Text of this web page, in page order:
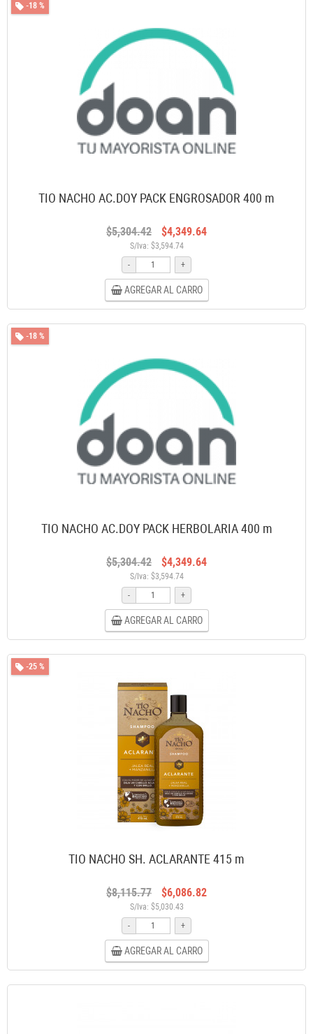
-18 %
TIO NACHO AC.DOY PACK ENGROSADOR 400 m
$5,304.42 $4,349.64
S/Iva: $3,594.74
-
+
AGREGAR AL CARRO
-18 %
TIO NACHO AC.DOY PACK HERBOLARIA 400 m
$5,304.42 $4,349.64
S/Iva: $3,594.74
-
+
AGREGAR AL CARRO
-25 %
TIO NACHO SH. ACLARANTE 415 m
$8,115.77 $6,086.82
S/Iva: $5,030.43
-
+
AGREGAR AL CARRO